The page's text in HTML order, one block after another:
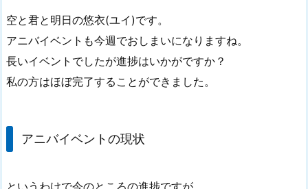
空と君と明日の悠衣(ユイ)です。
アニバイベントも今週でおしまいになりますね。
長いイベントでしたが進捗はいかがですか？
私の方はほぼ完了することができました。
アニバイベントの現状
というわけで今のところの進捗ですが…